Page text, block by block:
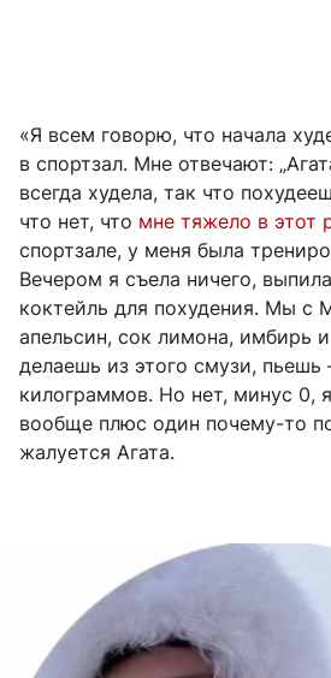
«Я всем говорю, что начала
в спортзал. Мне отвечают:
всегда худела, так что
что нет, что мне тяжело в этот
спортзале, у меня была
Вечером я съела ничего,
коктейль для похудения. Мы с
апельсин, сок лимона, имбирь
делаешь из этого смузи,
килограммов. Но нет, минус 0,
вообще плюс один почему-то
жалуется Агата.